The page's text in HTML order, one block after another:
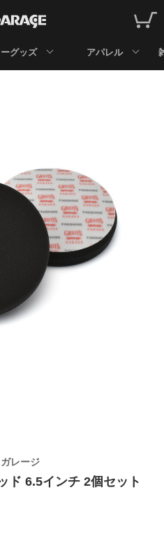
グッズ アパレル
レージ
ド 6.5インチ 2個セット